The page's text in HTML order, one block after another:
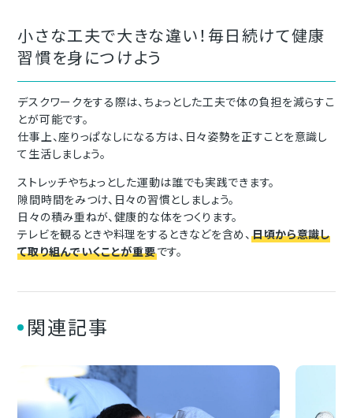
小さな工夫で大きな違い！毎日続けて健康
習慣を身につけよう
デスクワークをする際は、ちょっとした工夫で体の負担を減らすこ
とが可能です。
仕事上、座りっぱなしになる方は、日々姿勢を正すことを意識し
て生活しましょう。
ストレッチやちょっとした運動は誰でも実践できます。
隙間時間をみつけ、日々の習慣としましょう。
日々の積み重ねが、健康的な体をつくります。
テレビを観るときや料理をするときなどを含め、 日頃から意識し
て取り組んでいくことが重要です。
関連記事